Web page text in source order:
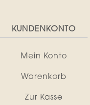
KUNDENKONTO
Mein Konto
Warenkorb
Zur Kasse